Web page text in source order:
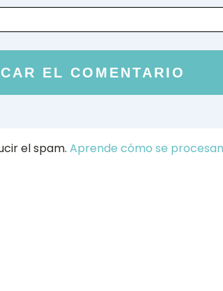
el spam. Aprende cómo se